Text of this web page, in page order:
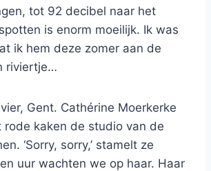
tot 92 decibel naar het
is enorm moeilijk. Ik was
ik hem deze zomer aan de
riviertje…
Gent. Cathérine Moerkerke
rode kaken de studio van de
‘Sorry, sorry,’ stamelt ze
uur wachten we op haar. Haar